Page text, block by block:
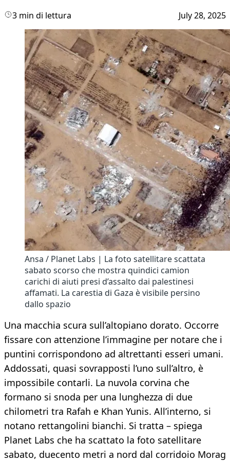
3 min di lettura July 28, 2025
Ansa / Planet Labs | La foto satellitare scattata
sabato scorso che mostra quindici camion
carichi di aiuti presi d’assalto dai palestinesi
affamati. La carestia di Gaza è visibile persino
dallo spazio
Una macchia scura sull’altopiano dorato. Occorre
fissare con attenzione l’immagine per notare che i
puntini corrispondono ad altrettanti esseri umani.
Addossati, quasi sovrapposti l’uno sull’altro, è
impossibile contarli. La nuvola corvina che
formano si snoda per una lunghezza di due
chilometri tra Rafah e Khan Yunis. All’interno, si
notano rettangolini bianchi. Si tratta – spiega
Planet Labs che ha scattato la foto satellitare
sabato, duecento metri a nord dal corridoio Morag